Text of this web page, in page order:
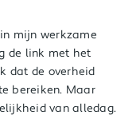
mijn werkzame
de link met het
dat de overheid
bereiken. Maar
van alledag.